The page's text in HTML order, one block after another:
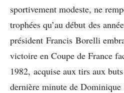
sportivement modeste, ne
trophées qu’au début des
président Francis Borelli
victoire en Coupe de France
1982, acquise aux tirs aux
dernière minute de Dominique